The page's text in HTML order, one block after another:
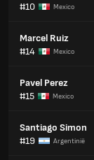
#10
Mexico
Marcel Ruiz
#14
Mexico
Pavel Perez
#15
Mexico
Santiago Simon
#19
Argentinië